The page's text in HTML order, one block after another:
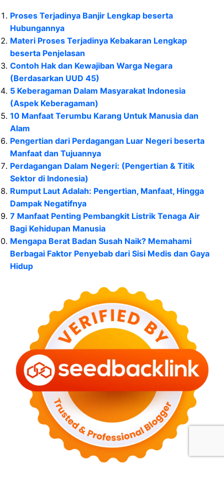
Proses Terjadinya Banjir Lengkap beserta
Hubungannya
Materi Proses Terjadinya Kebakaran Lengkap
beserta Penjelasan
Contoh Hak dan Kewajiban Warga Negara
(Berdasarkan UUD 45)
5 Keberagaman Dalam Masyarakat Indonesia
(Aspek Keberagaman)
10 Manfaat Terumbu Karang Untuk Manusia dan
Alam
Pengertian dari Perdagangan Luar Negeri beserta
Manfaat dan Tujuannya
Perdagangan Dalam Negeri: (Pengertian & Titik
Sektor di Indonesia)
Rumput Laut Adalah: Pengertian, Manfaat, Hingga
Dampak Negatifnya
7 Manfaat Penting Pembangkit Listrik Tenaga Air
Bagi Kehidupan Manusia
Mengapa Berat Badan Susah Naik? Memahami
Berbagai Faktor Penyebab dari Sisi Medis dan Gaya
Hidup